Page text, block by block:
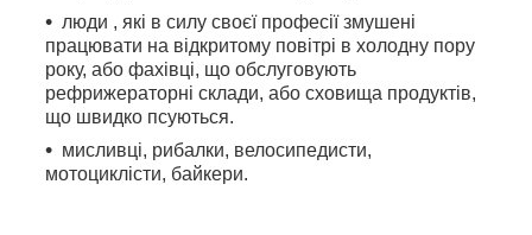
люди , які в силу своєї професії змушені
працювати на відкритому повітрі в холодну пору
року, або фахівці, що обслуговують
рефрижераторні склади, або сховища продуктів,
що швидко псуються.
мисливці, рибалки, велосипедисти,
мотоциклісти, байкери.